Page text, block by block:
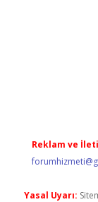
Reklam ve
Yasal Uyarı: